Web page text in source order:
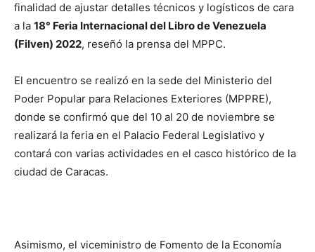
finalidad de ajustar detalles técnicos y logísticos de cara
a la 18° Feria Internacional del Libro de Venezuela
(Filven) 2022, reseñó la prensa del MPPC.
El encuentro se realizó en la sede del Ministerio del
Poder Popular para Relaciones Exteriores (MPPRE),
donde se confirmó que del 10 al 20 de noviembre se
realizará la feria en el Palacio Federal Legislativo y
contará con varias actividades en el casco histórico de la
ciudad de Caracas.
Asimismo, el viceministro de Fomento de la Economía